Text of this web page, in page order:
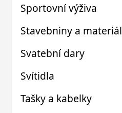
Sportovní výživa
Stavebniny a materiál
Svatební dary
Svítidla
Tašky a kabelky